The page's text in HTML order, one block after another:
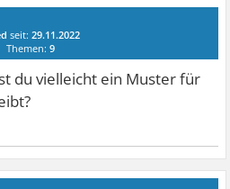
seit:29.11.2022
Themen:9
du vielleicht ein Muster für